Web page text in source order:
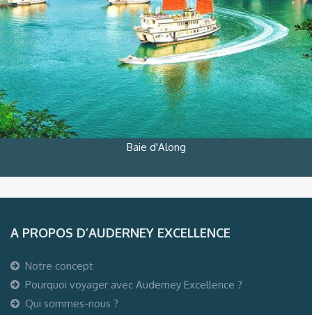
Baie d'Along
A PROPOS D’AUDERNEY EXCELLENCE
Notre concept
Pourquoi voyager avec Auderney Excellence ?
Qui sommes-nous ?